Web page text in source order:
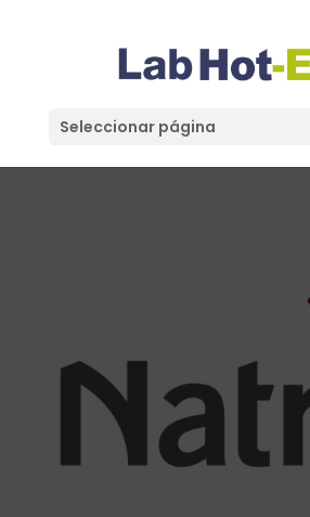
Seleccionar página